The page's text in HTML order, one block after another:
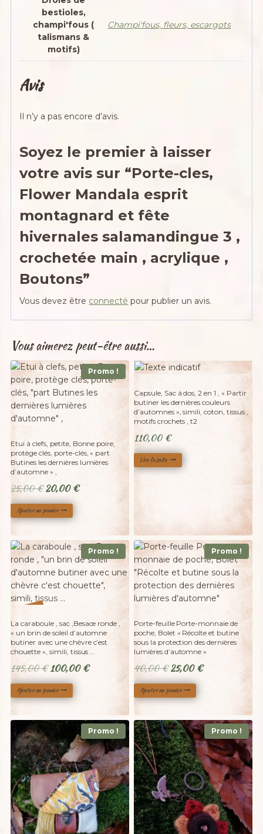
bestioles,
champi'fous (
talismans &
motifs)
Champi'fous, fleurs, escargots
Avis
Il n’y a pas encore d’avis.
Soyez le premier à laisser
votre avis sur “Porte-cles,
Flower Mandala esprit
montagnard et fête
hivernales salamandingue 3 ,
crochetée main , acrylique ,
Boutons”
Vous devez être connecté pour publier un avis.
Vous aimerez peut-être aussi…
Promo !
Etui à clefs, petite, Bonne poire,
protège clés, porte-clés, « part
Butines les dernières lumières
d’automne » ,
25,00€ Le
prix
initial
25,00 €.
20,00€Le
20,00 €.
Ajouter au panier
Adopté
Capsule, Sac à dos, 2 en 1 , « Partir
butiner les dernières couleurs
d’automnes », simili, coton, tissus ,
motifs crochets , t2
110,00 €
Lire la suite
Promo !
La caraboule , sac ,Besace ronde ,
« un brin de soleil d’automne
butiner avec une chèvre c’est
chouette », simili, tissus …
145,00€ Le
prix
initial
145,00 €.
100,00€Le
100,00 €.
Ajouter au panier
Promo !
Porte-feuille Porte-monnaie de
poche, Bolet « Récolte et butine
sous la protection des dernières
lumières d’automne »
40,00€ Le
prix
initial
40,00 €.
25,00€Le
25,00 €.
Ajouter au panier
Promo ! Promo !